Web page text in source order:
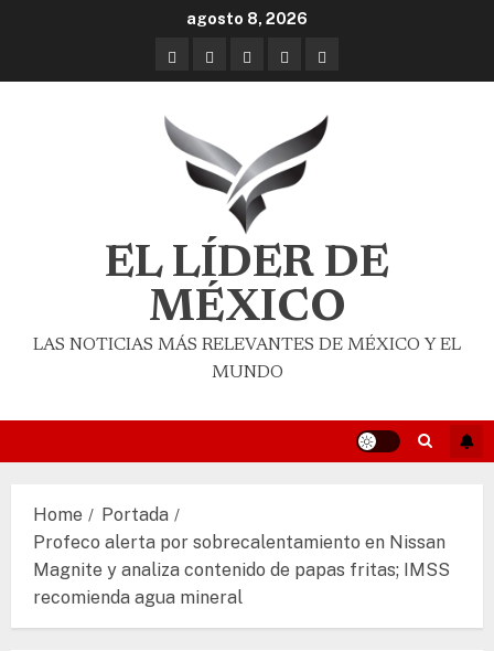
agosto 8, 2026
EL LÍDER DE
MÉXICO
LAS NOTICIAS MÁS RELEVANTES DE MÉXICO Y EL
MUNDO
Home
Portada
Profeco alerta por sobrecalentamiento en Nissan
Magnite y analiza contenido de papas fritas; IMSS
recomienda agua mineral